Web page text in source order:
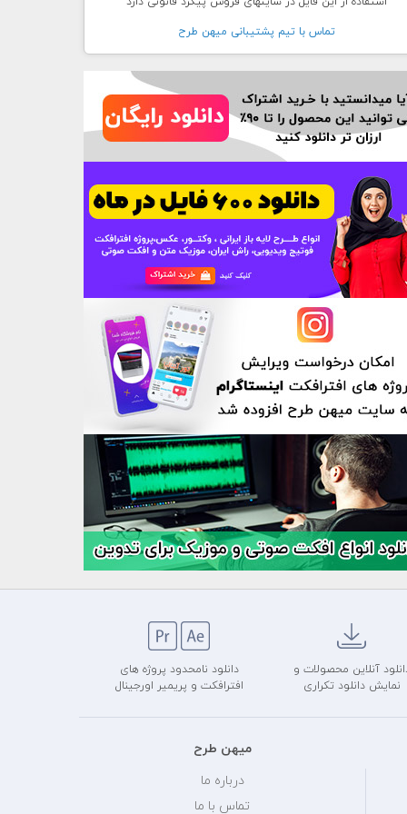
تماس با تيم پشتيبانی ميهن طرح
آنلاین محصولات و
نمایش دانلود تکراری
دانلود نامحدود پروژه های
افترافکت و پریمیر اورجینال
میهن طرح
درباره ما
تماس با ما